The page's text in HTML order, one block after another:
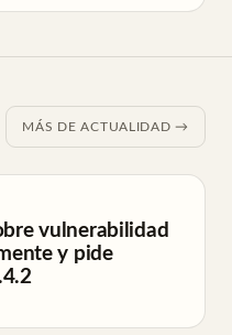
MÁS DE ACTUALIDAD →
vulnerabilidad
y pide